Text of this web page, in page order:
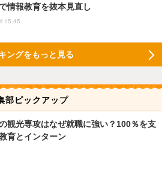
情報教育を抜本見直し
15:45
ングをもっと見る
部ピックアップ
観光専攻はなぜ就職に強い？100％を支
育とインターン